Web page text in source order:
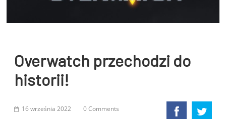
Overwatch przechodzi do
historii!
16 września 2022 0 Comments